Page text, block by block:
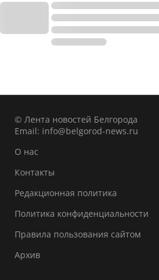
© Лента новостей Белгорода
Email: info@belgorod-news.ru
О нас
Контакты
Редакционная политика
Политика конфиденциальности
Правила пользования сайтом
Архив